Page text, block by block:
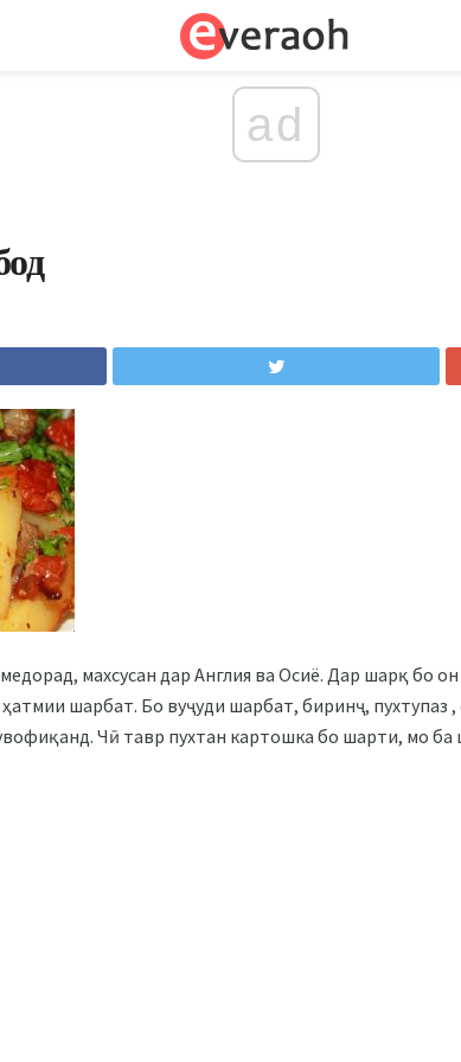
ad
махсусан дар Англия ва Осиё. Дар шарқ бо он
шарбат. Бо вуҷуди шарбат, биринҷ, пухтупаз ,
Чӣ тавр пухтан картошка бо шарти, мо ба